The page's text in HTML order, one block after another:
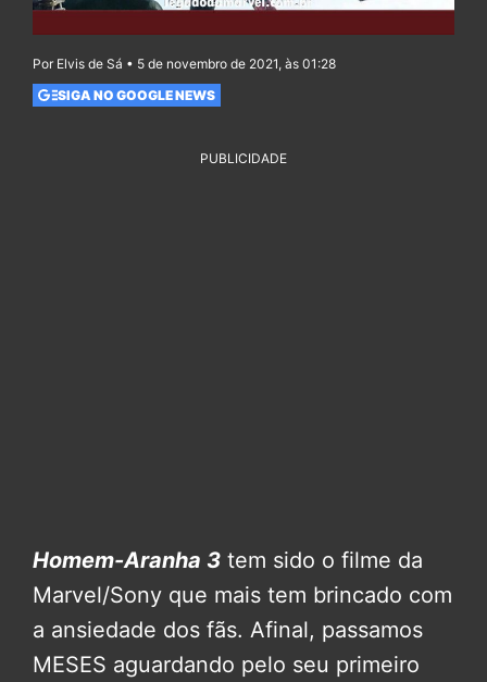
Por Elvis de Sá • 5 de novembro de 2021, às 01:28
SIGA NO GOOGLE NEWS
PUBLICIDADE
Homem-Aranha 3 tem sido o filme da
Marvel/Sony que mais tem brincado com
a ansiedade dos fãs. Afinal, passamos
MESES aguardando pelo seu primeiro